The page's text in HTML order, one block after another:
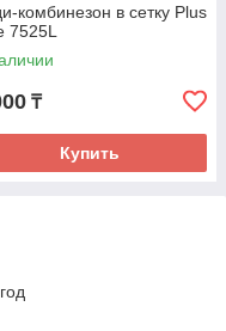
комбинезон в сетку Plus
7525L
₸
Купить